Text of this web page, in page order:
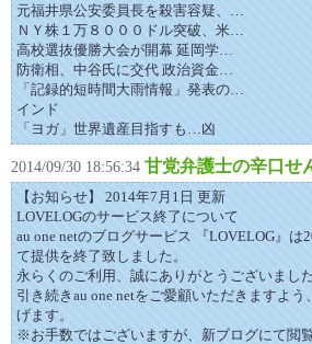
元福井県公安委員長を殺害容疑、…
ＮＹ株１万８０００ドル突破、米…
高校選抜優勝大会が開幕 延岡学…
防衛相、中谷氏に交代 政治資金…
「記録的短時間大雨情報」発表の…
インド
「ヨガ」世界遺産目指すも…凶
2014/09/30 18:56:34 甘党弁護士の辛口せ
【お知らせ】 2014年7月1日 更新
LOVELOGのサービス終了について
au one netのブログサービス 『LOVELOG』は
て提供を終了致しました。
永らくのご利用、誠にありがとうございました
引き続きau one netをご愛顧いただきますよ
げます。
※お手数ではございますが、新ブログにて閲